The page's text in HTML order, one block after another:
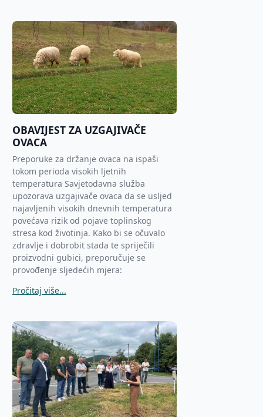
OBAVIJEST ZA UZGAJIVAČE
OVACA
Preporuke za držanje ovaca na ispaši
tokom perioda visokih ljetnih
temperatura Savjetodavna služba
upozorava uzgajivače ovaca da se usljed
najavljenih visokih dnevnih temperatura
povećava rizik od pojave toplinskog
stresa kod životinja. Kako bi se očuvalo
zdravlje i dobrobit stada te spriječili
proizvodni gubici, preporučuje se
provođenje sljedećih mjera:
Pročitaj više...